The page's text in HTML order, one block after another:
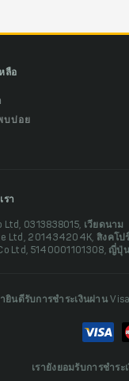
ลือ
บบ่อย
รา
Ltd, 0313838015, เวียดนาม
Ltd, 201434204K, สิงคโป
Ltd, 5140001101308, ญี่ปุ่น
ายินดีรับการชำระเงินผ่าน
เรายังยอมรับการชำระ